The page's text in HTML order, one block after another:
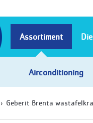
Assortiment
Airconditioning
Geberit Brenta